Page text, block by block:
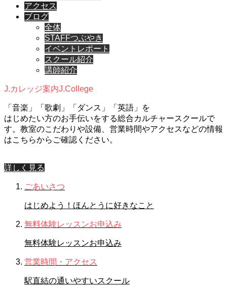
アクセス
ブログ
全体
STAFFつぶやき
イベントレポート
スクール紹介
講師紹介
J.カレッジ案内J.College
「音楽」「歌劇」「ダンス」「英語」を
はじめたい方のお手伝いをする総合カルチャースクールで
す。教室のこだわりや設備、営業時間やアクセスなどの情報
はこちらからご確認ください。
詳しく見る
ごあいさつ
はじめよう！ほんとうに好きなこと
無料体験レッスンお申込み
無料体験レッスンお申込み
営業時間・アクセス
駅直結の通いやすいスクール